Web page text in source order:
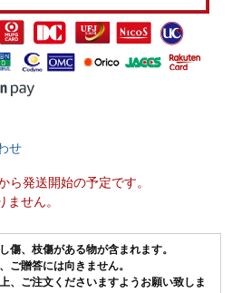
せ
ら発送開始の予定です。
せん。
傷、枝傷がある物が含まれます。
ご贈答には向きません。
、ご注文くださいますようお願い致しま